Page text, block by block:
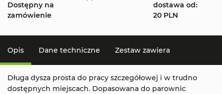
Dostępny na
zamówienie
dostawa od:
20 PLN
Opis Dane techniczne Zestaw zawiera
Długa dysza prosta do pracy szczegółowej i w trudno
dostępnych miejscach. Dopasowana do parownic